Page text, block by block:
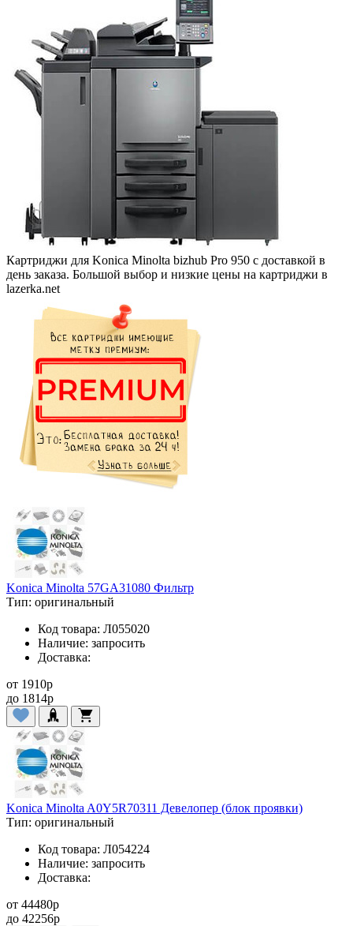
Картриджи для Konica Minolta bizhub Pro 950 с доставкой в
день заказа. Большой выбор и низкие цены на картриджи в
lazerka.net
Konica Minolta 57GA31080 Фильтр
Тип: оригинальный
Код товара: Л055020
Наличие: запросить
Доставка:
от 1910p
до 1814p
Konica Minolta A0Y5R70311 Девелопер (блок проявки)
Тип: оригинальный
Код товара: Л054224
Наличие: запросить
Доставка:
от 44480p
до 42256p